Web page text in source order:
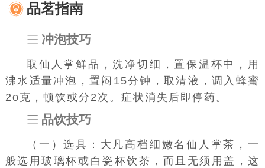
品茗指南
冲泡技巧
取仙人掌鲜品，洗净切细，置保温杯中，用
沸水适量冲泡，置闷15分钟，取清液，调入蜂蜜
2o克，顿饮或分2次。症状消失后即停药。
品饮技巧
（一）选具：大凡高档细嫩名仙人掌茶，一
般选用玻璃杯或 白瓷杯饮茶，而且无须用盖，这